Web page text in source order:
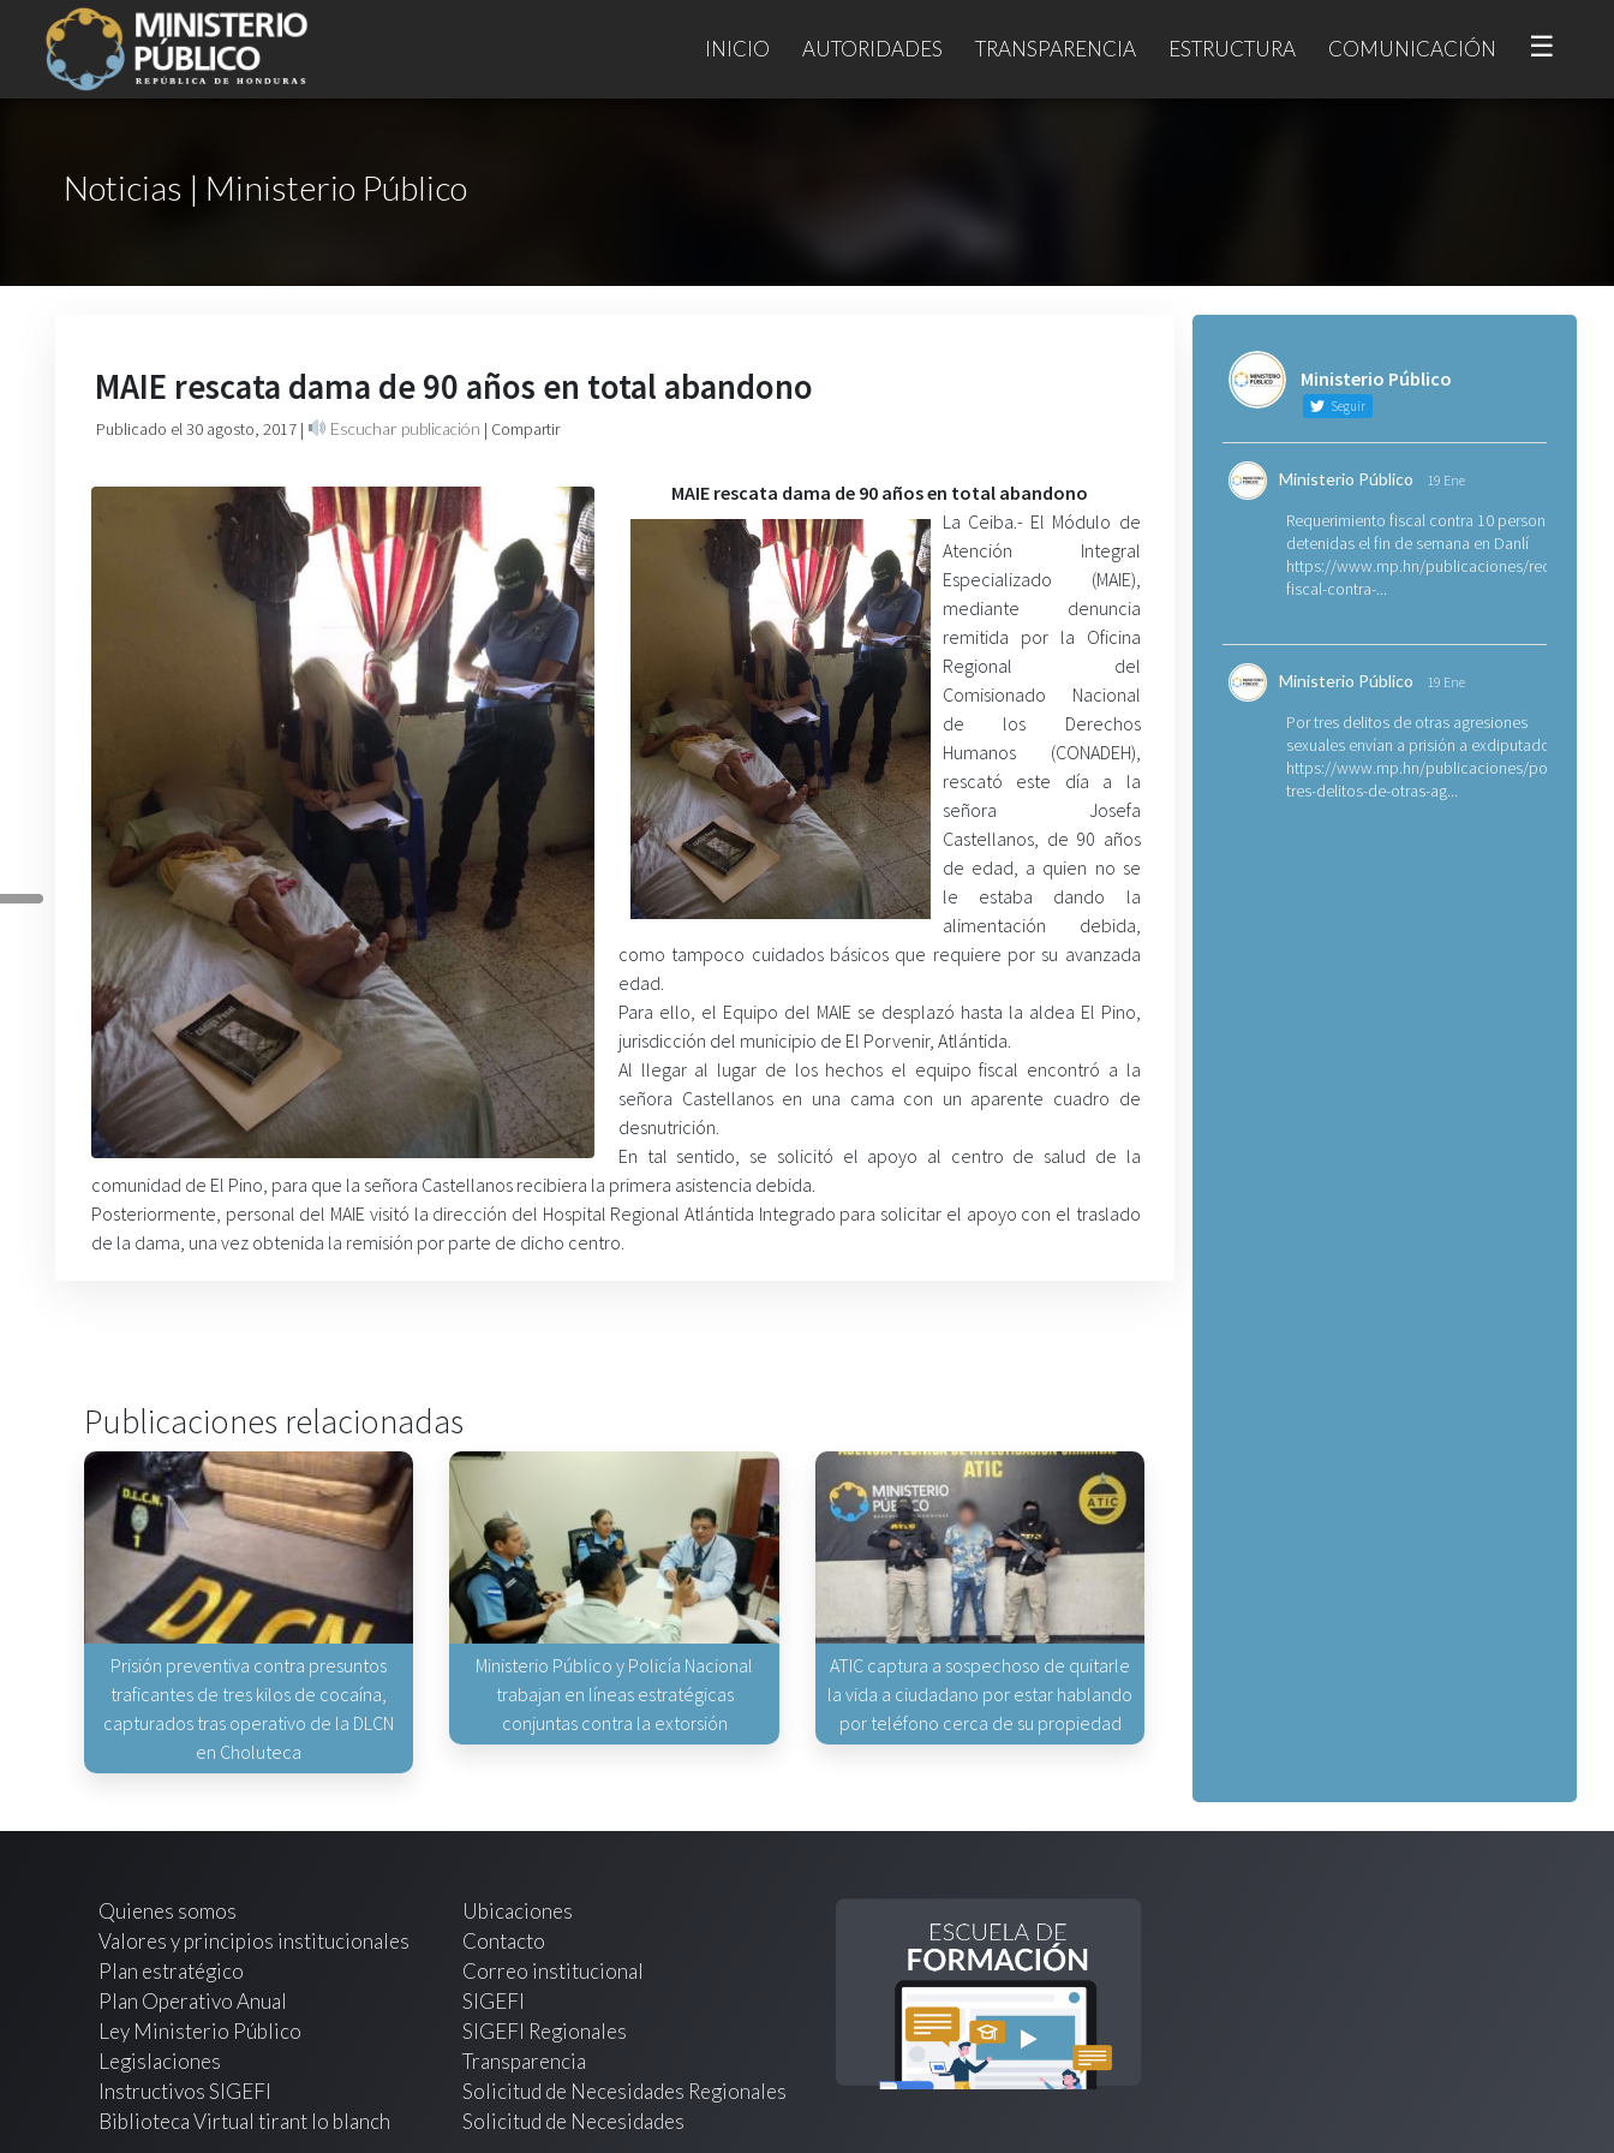
INICIO AUTORIDADES TRANSPARENCIA ESTRUCTURA COMUNICACIÓN ☰
Noticias | Ministerio Público
MAIE rescata dama de 90 años en total abandono
Publicado el 30 agosto, 2017 | Escuchar publicación | Compartir
MAIE rescata dama de 90 años en total abandono
La Ceiba.- El Módulo de
Atención Integral
Especializado (MAIE),
mediante denuncia
remitida por la Oficina
Regional del
Comisionado Nacional
de los Derechos
Humanos (CONADEH),
rescató este día a la
señora Josefa
Castellanos, de 90 años
de edad, a quien no se
le estaba dando la
alimentación debida,
como tampoco cuidados básicos que requiere por su avanzada
edad.
Para ello, el Equipo del MAIE se desplazó hasta la aldea El Pino,
jurisdicción del municipio de El Porvenir, Atlántida.
Al llegar al lugar de los hechos el equipo fiscal encontró a la
señora Castellanos en una cama con un aparente cuadro de
desnutrición.
En tal sentido, se solicitó el apoyo al centro de salud de la
comunidad de El Pino, para que la señora Castellanos recibiera la primera asistencia debida.
Posteriormente, personal del MAIE visitó la dirección del Hospital Regional Atlántida Integrado para solicitar el apoyo con el traslado
de la dama, una vez obtenida la remisión por parte de dicho centro.
Publicaciones relacionadas
Prisión preventiva contra presuntos
traficantes de tres kilos de cocaína,
capturados tras operativo de la DLCN
en Choluteca
Ministerio Público y Policía Nacional
trabajan en líneas estratégicas
conjuntas contra la extorsión
ATIC captura a sospechoso de quitarle
la vida a ciudadano por estar hablando
por teléfono cerca de su propiedad
Ministerio Público
Seguir
Ministerio Público 19 Ene
Requerimiento fiscal contra 10 personas
detenidas el fin de semana en Danlí
https://www.mp.hn/publicaciones/
fiscal-contra-...
Ministerio Público 19 Ene
Por tres delitos de otras agresiones
sexuales envían a prisión a exdiputado
https://www.mp.hn/publicaciones/por-
tres-delitos-de-otras-ag...
Quienes somos
Valores y principios institucionales
Plan estratégico
Plan Operativo Anual
Ley Ministerio Público
Legislaciones
Instructivos SIGEFI
Biblioteca Virtual tirant lo blanch
Ubicaciones
Contacto
Correo institucional
SIGEFI
SIGEFI Regionales
Transparencia
Solicitud de Necesidades Regionales
Solicitud de Necesidades